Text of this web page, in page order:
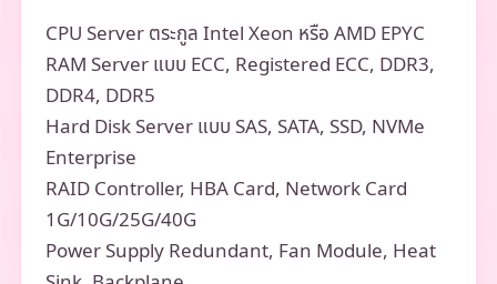
CPU Server ตระกูล Intel Xeon หรือ AMD EPYC
RAM Server แบบ ECC, Registered ECC, DDR3,
DDR4, DDR5
Hard Disk Server แบบ SAS, SATA, SSD, NVMe
Enterprise
RAID Controller, HBA Card, Network Card
1G/10G/25G/40G
Power Supply Redundant, Fan Module, Heat